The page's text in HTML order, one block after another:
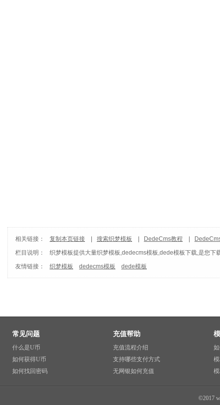
相关链接： 复制本页链接 搜索织梦模板 DedeCms教程
栏目说明：
织梦模板提供大量织梦模板,dedecms模板,dede模板下载,是您
友情链接：
织梦模板 dedecms模板 dede模板
常见问题
什么是U币
如何获得U币
如何找回密码
充值帮助
充值流程介绍
支持哪些支付方式
无网银如何充值
©2017